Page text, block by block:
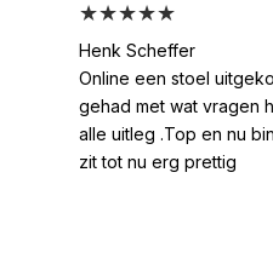
★★★★★
Henk Scheffer
Online een stoel
gehad met wat vragen
alle uitleg .Top en nu
zit tot nu erg prettig